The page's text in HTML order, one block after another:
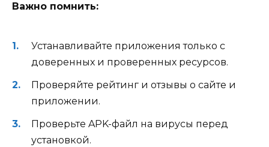
Важно помнить:
Устанавливайте приложения только с
доверенных и проверенных ресурсов.
Проверяйте рейтинг и отзывы о сайте и
приложении.
Проверьте APK-файл на вирусы перед
установкой.